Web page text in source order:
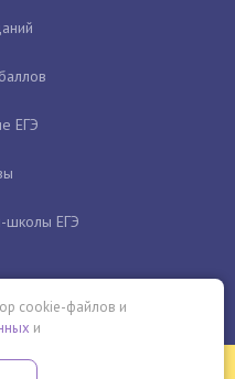
ЕГЭ
школы ЕГЭ
cookie-файлов и
и